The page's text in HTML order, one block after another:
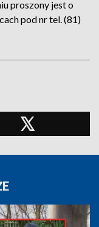
proszony jest o
pod nr tel. (81)